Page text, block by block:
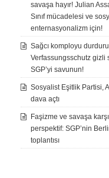
savaşa hayır! Julian
Sınıf mücadelesi ve
enternasyonalizm için!
Sağcı komployu
Verfassungsschutz gizli
SGP’yi savunun!
Sosyalist Eşitlik Partisi,
dava açtı
Faşizme ve savaşa
perspektif: SGP’nin
toplantısı